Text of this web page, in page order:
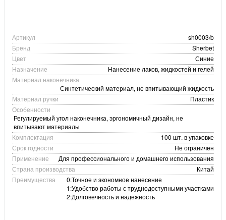
Артикул
sh0003/b
Бренд
Sherbet
Цвет
Синие
Назначение
Нанесение лаков, жидкостей и гелей
Материал наконечника
Синтетический материал, не впитывающий жидкость
Материал ручки
Пластик
Особенности
Регулируемый угол наконечника, эргономичный дизайн, не
впитывают материалы
Комплектация
100 шт. в упаковке
Срок годности
Не ограничен
Применение
Для профессионального и домашнего использования
Страна производства
Китай
Преимущества
0:Точное и экономное нанесение
1:Удобство работы с труднодоступными участками
2:Долговечность и надежность